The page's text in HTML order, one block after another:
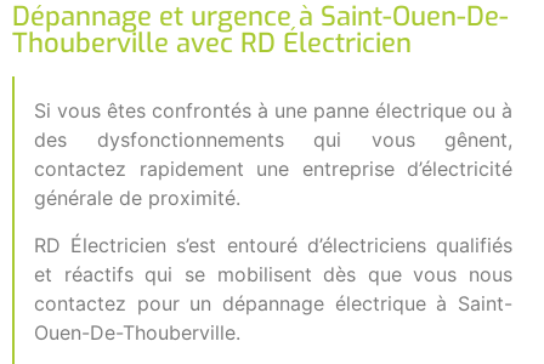
Dépannage et urgence à Saint-Ouen-De-
Thouberville avec RD Électricien
Si vous êtes confrontés à une panne électrique ou à
des dysfonctionnements qui vous gênent,
contactez rapidement une entreprise d’électricité
générale de proximité.
RD Électricien s’est entouré d’électriciens qualifiés
et réactifs qui se mobilisent dès que vous nous
contactez pour un dépannage électrique à Saint-
Ouen-De-Thouberville.